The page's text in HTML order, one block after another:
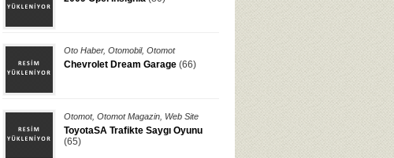
Oto Haber, Otomobil, Otomot
Chevrolet Dream Garage (66)
Otomot, Otomot Magazin Web Site
ToyotaSA Trafikte Saygı Oyunu
(65)